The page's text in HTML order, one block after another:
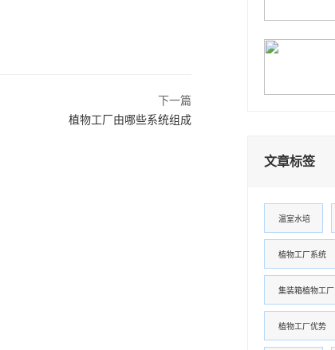
下一篇
植物工厂由哪些系统组成
文章标签
温室水培
植物工厂系统
集装箱植物工厂
植物工厂优势